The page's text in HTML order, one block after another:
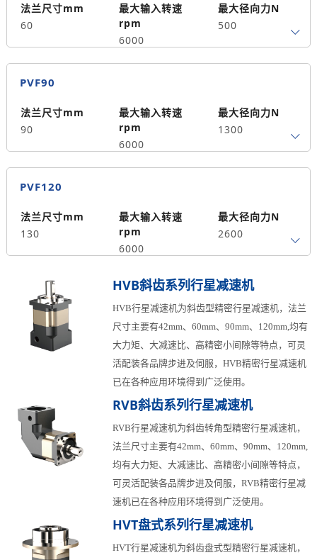
法兰尺寸mm
60
最大输入转速
rpm
6000
最大径向力N
500
最大轴向力N
390
背隙arcmin
PVF90
法兰尺寸mm
90
最大输入转速
rpm
6000
最大径向力N
1300
最大轴向力N
1100
背隙arcmin
PVF120
法兰尺寸mm
130
最大输入转速
rpm
6000
最大径向力N
2600
2100
≤15
HVB斜齿系列行星减速机
HVB行星减速机为斜齿型精密行星减速机，法兰
尺寸主要有42mm、60mm、90mm、120mm,均有
大力矩、大减速比、高精密小间隙等特点，可灵
活配装各品牌步进及伺服，HVB精密行星减速机
已在各种应用环境得到广泛使用。
RVB斜齿系列行星减速机
RVB行星减速机为斜齿转角型精密行星减速机，
法兰尺寸主要有42mm、60mm、90mm、120mm,
均有大力矩、大减速比、高精密小间隙等特点，
可灵活配装各品牌步进及伺服，RVB精密行星减
速机已在各种应用环境得到广泛使用。
HVT盘式系列行星减速机
HVT行星减速机为斜齿盘式型精密行星减速机，